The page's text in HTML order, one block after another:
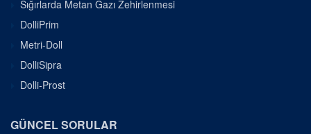
Sığırlarda Metan Gazı Zehirlenmesi
DolliPrim
Metri-Doll
DolliSipra
Dolli-Prost
GÜNCEL SORULAR